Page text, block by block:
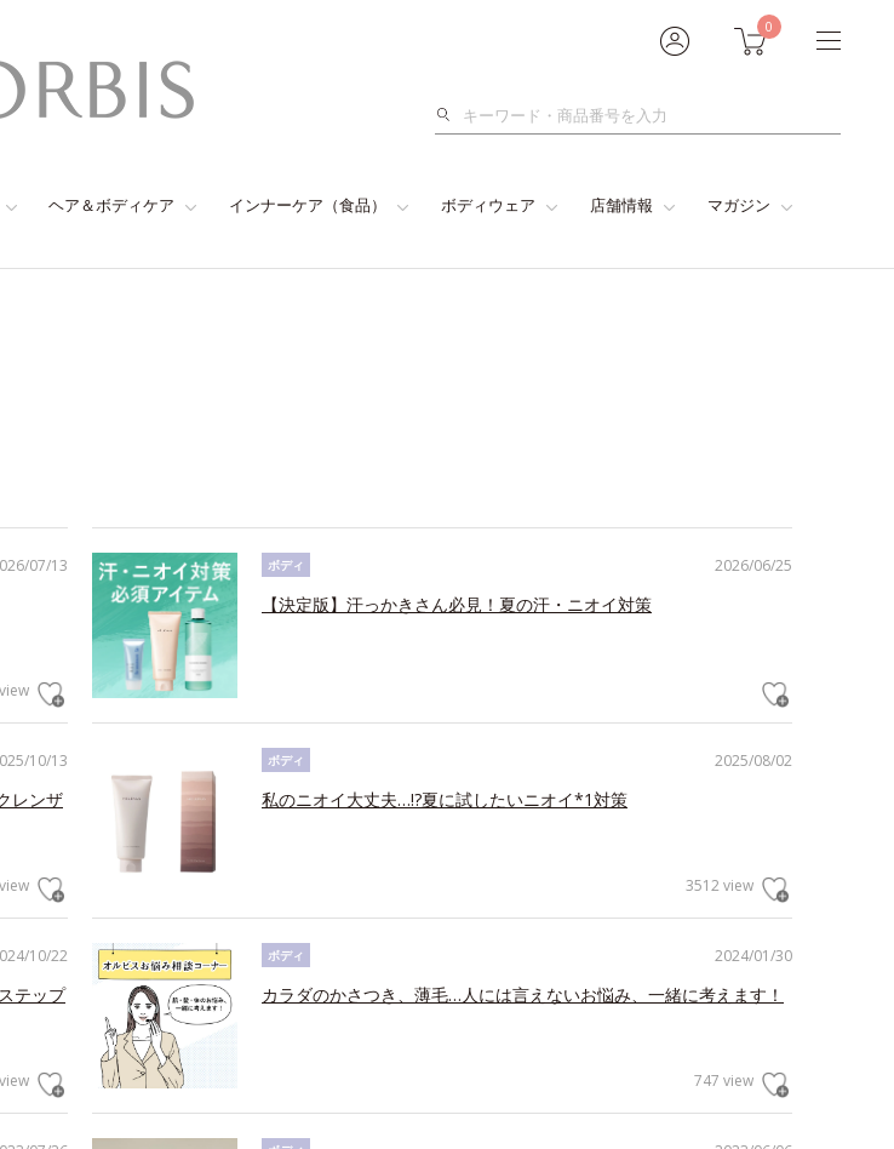
0
検
ヘア＆ボディケア インナーケア（食品） ボディウェア 店舗情報 マガジン
07/13 2026/06/25
ボディ
【決定版】汗っかきさん必見！夏の汗・ニオイ対策
10/13
レンザ
2025/08/02
ボディ
私のニオイ大丈夫…!?夏に試したいニオイ*1対策
3512 view
10/22
テップ
2024/01/30
ボディ
カラダのかさつき、薄毛…人には言えないお悩み、一緒に考えます！
747 view